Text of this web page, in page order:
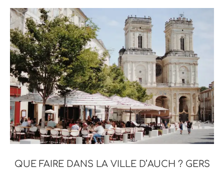
QUE FAIRE DANS LA VILLE D’AUCH ? GERS